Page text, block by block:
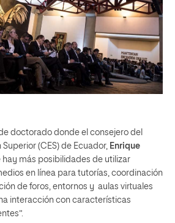
doctorado donde el consejero del
(CES) de Ecuador, Enrique
hay más posibilidades de utilizar
en línea para tutorías, coordinación
de foros, entornos y aulas virtuales
interacción con características